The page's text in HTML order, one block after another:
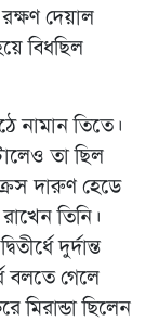
দেয়াল
বিধছিল
নামান তিতে।
তা ছিল
দারুণ হেডে
তিনি।
দুর্দান্ত
বলতে গেলে
ছিলেন